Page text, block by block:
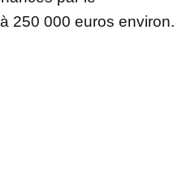
250 000 euros environ.